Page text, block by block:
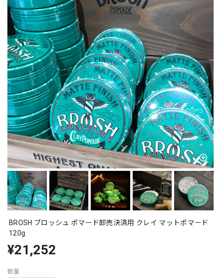
BROSH ブロッシュ ポマード卸売決済用 クレイ マットポマード
120g
¥21,252
数量